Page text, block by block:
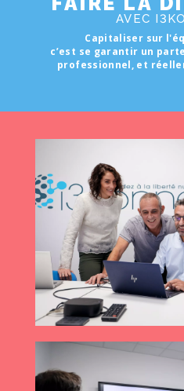
AVEC
Capitaliser sur
c’est se garantir un
professionnel, et